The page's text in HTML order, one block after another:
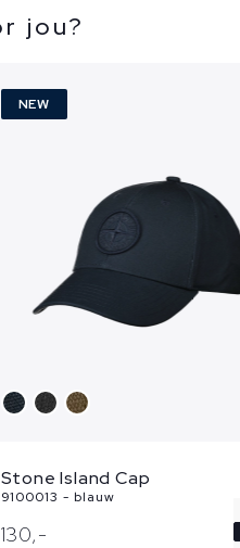
jou?
NEW
Stone Island Cap
9100013 - blauw
130,-